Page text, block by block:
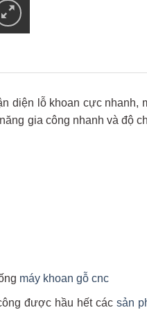
diện lỗ khoan cực nhanh,
gia công nhanh và độ
máy khoan gỗ cnc
được hầu hết các sản